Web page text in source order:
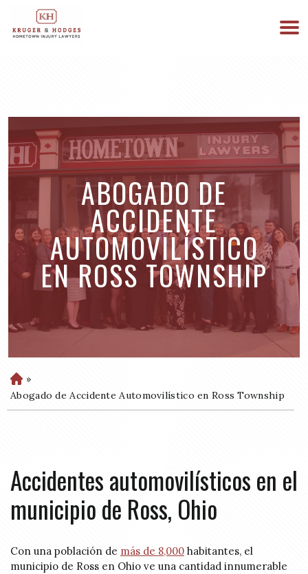
ESTAMOS DISPONIBLES 24/7
ABOGADO DE
ACCIDENTE
AUTOMOVILÍSTICO
EN ROSS TOWNSHIP
H
o
m
»
Abogado de Accidente Automovilístico en Ross Township
Accidentes automovilísticos en el
municipio de Ross, Ohio
Con una población de más de 8,000 habitantes, el
municipio de Ross en Ohio ve una cantidad innumerable